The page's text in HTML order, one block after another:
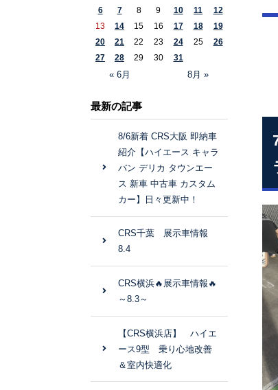
« 6月 8月 »
6
7 8 9 10 11
12
13
14 15 16 17 18
19
20
21 22 23 24 25
26
27
28 29 30 31
最新の記事
8/6新着 CRS大阪 即納車
紹介【ハイエース キャラ
バン デリカ タウンエー
ス 新車 中古車 カスタム
カー】日々更新中！
CRS千葉 展示車情報
8.4
CRS横浜🔥展示車情報🔥
～8.3～
【CRS横浜店】 ハイエ
ース9型 乗り心地改善
＆室内快適化